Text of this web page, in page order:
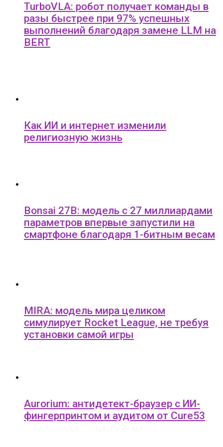
TurboVLA: робот получает команды в
разы быстрее при 97% успешных
выполнений благодаря замене LLM на
BERT
Как ИИ и интернет изменили
религиозную жизнь
Bonsai 27B: модель с 27 миллиардами
параметров впервые запустили на
смартфоне благодаря 1-битным весам
MIRA: модель мира целиком
симулирует Rocket League, не требуя
установки самой игры
Aurorium: антидетект-браузер с ИИ-
фингерпринтом и аудитом от Cure53